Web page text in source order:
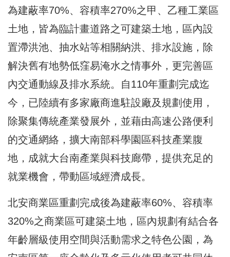
為建蔽率70%、容積率270%之甲、乙種工業區
土地，皆為臨計畫道路之可建築土地，區內設
置滯洪池、抽水站等相關納洪、排水設施，除
解決舊有地勢低窪易淹水之情事外，更完善區
內交通動線及排水系統。自110年重劃完成迄
今，已陸續有多家廠商進駐設廠及規劃使用，
除聚集傳統產業發展外，並藉由高速公路便利
的交通網絡，擴大南部科學園區科技產業腹
地，成就大台南產業與科技廊帶，提供充足的
就業機會，帶動區域經濟成長。
北安商業區重劃完成後為建蔽率60%、容積率
320%之商業區可建築土地，區內規劃有結合各
年齡層級使用空間與活動需求之特色公園，為